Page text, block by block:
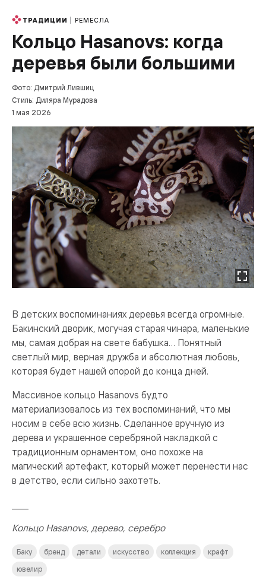
ТРАДИЦИИ РЕМЕСЛА
Кольцо Hasanovs: когда
деревья были большими
Фото: Дмитрий Лившиц
Стиль: Диляра Мурадова
1 мая 2026
В детских воспоминаниях деревья всегда огромные.
Бакинский дворик, могучая старая чинара, маленькие
мы, самая добрая на свете бабушка… Понятный
светлый мир, верная дружба и абсолютная любовь,
которая будет нашей опорой до конца дней.
Массивное кольцо Hasanovs будто
материализовалось из тех воспоминаний, что мы
носим в себе всю жизнь. Сделанное вручную из
дерева и украшенное серебряной накладкой с
традиционным орнаментом, оно похоже на
магический артефакт, который может перенести нас
в детство, если сильно захотеть.
Кольцо Hasanovs, дерево, серебро
Баку бренд детали искусство коллекция
крафт
ювелир